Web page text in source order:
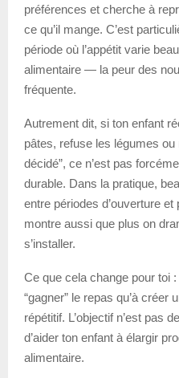
préférences et cherche à
ce qu’il mange. C’est
période où l’appétit varie
alimentaire — la peur des
fréquente.
Autrement dit, si ton enfant
pâtes, refuse les légumes ou
décidé”, ce n’est pas
durable. Dans la pratique,
entre périodes d’ouverture et
montre aussi que plus on
s’installer.
Ce que cela change pour toi
“gagner” le repas qu’à
répétitif. L’objectif n’est pas
d’aider ton enfant à élargir
alimentaire.